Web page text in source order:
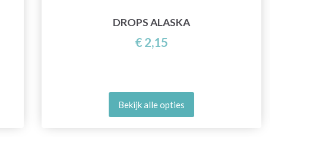
DROPS ALASKA
€ 2,15
Bekijk alle opties